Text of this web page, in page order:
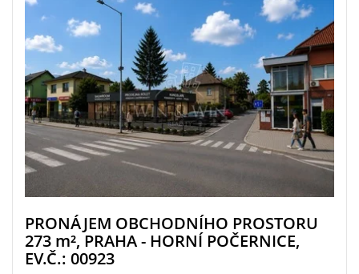
PRONÁJEM OBCHODNÍHO PROSTORU
273 m², PRAHA - HORNÍ POČERNICE,
EV.Č.: 00923